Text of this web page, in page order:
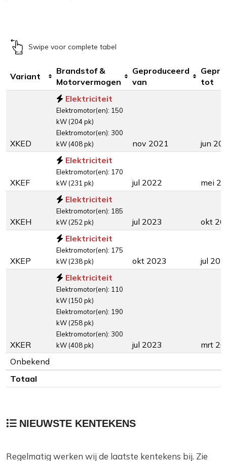
Swipe voor complete tabel
Variant
Brandstof &
Motorvermogen
Geproduceerd
van
tot
XKED
Elektriciteit
Elektromotor(en): 150
kW (204 pk)
Elektromotor(en): 300
kW (408 pk)
nov 2021 jun
XKEF
Elektriciteit
Elektromotor(en): 170
kW (231 pk)
jul 2022 mei
XKEH
Elektriciteit
Elektromotor(en): 185
kW (252 pk)
jul 2023 okt
XKEP
Elektriciteit
Elektromotor(en): 175
kW (238 pk)
okt 2023 jul
XKER
Elektriciteit
Elektromotor(en): 110
kW (150 pk)
Elektromotor(en): 190
kW (258 pk)
Elektromotor(en): 300
kW (408 pk)
jul 2023
mrt
Onbekend
Totaal
NIEUWSTE KENTEKENS
Regelmatig werken wij de laatste kentekens bij. Zie